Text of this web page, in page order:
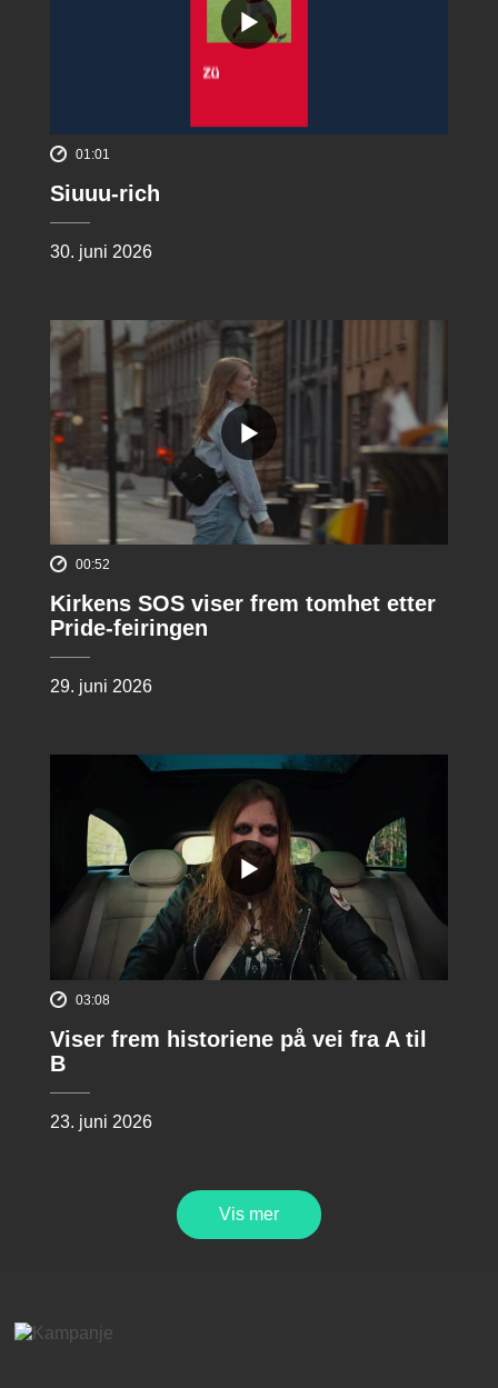
01:01
Siuuu-rich
30. juni 2026
00:52
Kirkens SOS viser frem tomhet etter
Pride-feiringen
29. juni 2026
03:08
Viser frem historiene på vei fra A til
B
23. juni 2026
Vis mer